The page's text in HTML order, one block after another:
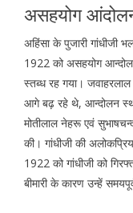
असहयोग
अहिंसा के पुजारी गांधीजी
1922 को असहयोग
स्तब्ध रह गया।
आगे बढ़ रहे थे, आन्दोलन
मोतीलाल नेहरू एवं
की। गांधीजी की
1922 को गांधीजी को
बीमारी के कारण उन्हें